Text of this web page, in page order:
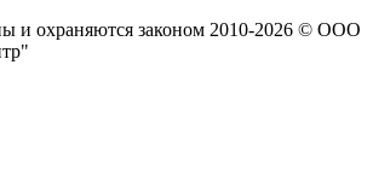
и охраняются законом 2010-2026 © ООО